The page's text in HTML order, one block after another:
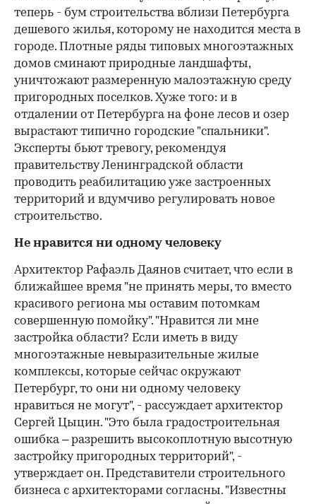
теперь - бум строительства вблизи Петербурга
дешевого жилья, которому не находится места в
городе. Плотные ряды типовых многоэтажных
домов сминают природные ландшафты,
уничтожают размеренную малоэтажную среду
пригородных поселков. Хуже того: и в
отдалении от Петербурга на фоне лесов и озер
вырастают типично городские "спальники".
Эксперты бьют тревогу, рекомендуя
правительству Ленинградской области
проводить реабилитацию уже застроенных
территорий и вдумчиво регулировать новое
строительство.
Не нравится ни одному человеку
Архитектор Рафаэль Даянов считает, что если в
ближайшее время "не принять меры, то вместо
красивого региона мы оставим потомкам
совершенную помойку". "Нравится ли мне
застройка области? Если иметь в виду
многоэтажные невыразительные жилые
комплексы, которые сейчас окружают
Петербург, то они ни одному человеку
нравиться не могут", - рассуждает архитектор
Сергей Цыцин. "Это была градостроительная
ошибка – разрешить высокоплотную высотную
застройку пригородных территорий", -
утверждает он. Представители строительного
бизнеса с архитекторами согласны. "Известны